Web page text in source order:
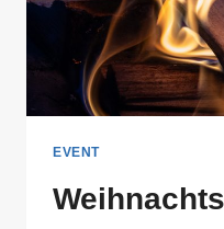
EVENT